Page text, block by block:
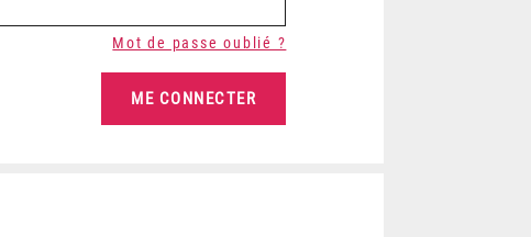
Mot de passe oublié ?